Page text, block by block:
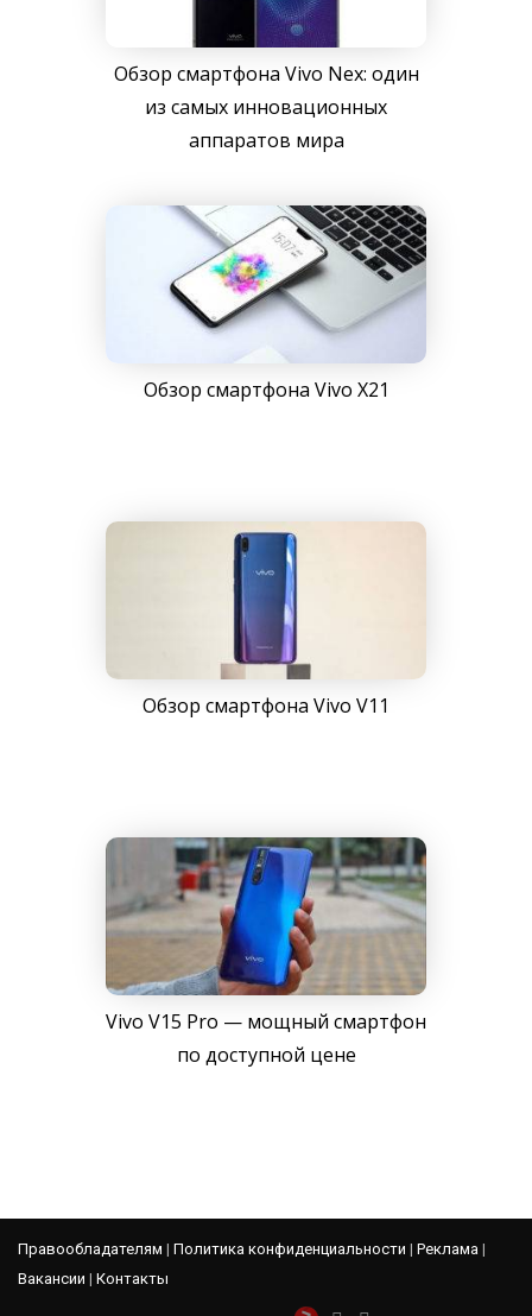
Обзор смартфона Vivo Nex: один
из самых инновационных
аппаратов мира
Обзор смартфона Vivo X21
Обзор смартфона Vivo V11
Vivo V15 Pro — мощный смартфон
по доступной цене
Правообладателям | Политика конфиденциальности | Реклама |
Вакансии | Контакты